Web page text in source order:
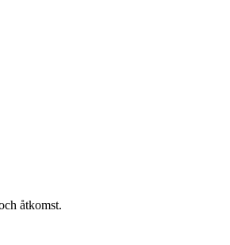
åtkomst.